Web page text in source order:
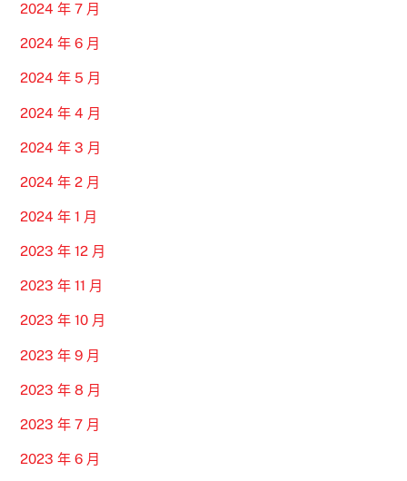
2024 年 7 月
2024 年 6 月
2024 年 5 月
2024 年 4 月
2024 年 3 月
2024 年 2 月
2024 年 1 月
2023 年 12 月
2023 年 11 月
2023 年 10 月
2023 年 9 月
2023 年 8 月
2023 年 7 月
2023 年 6 月